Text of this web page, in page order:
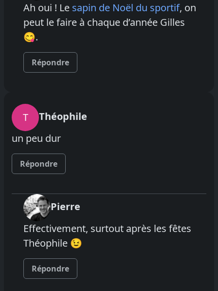
Ah oui ! Le sapin de Noël du sportif, on
peut le faire à chaque d’année Gilles
😋.
Répondre
T
Théophile
un peu dur
Répondre
Pierre
Effectivement, surtout après les fêtes
Théophile 😉
Répondre